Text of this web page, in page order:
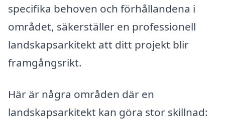
specifika behoven och förhållandena i
området, säkerställer en professionell
landskapsarkitekt att ditt projekt blir
framgångsrikt.
Här är några områden där en
landskapsarkitekt kan göra stor skillnad: